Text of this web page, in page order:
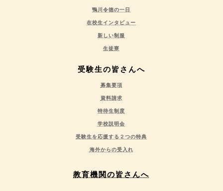
鴨川令徳の一日
在校生インタビュー
新しい制服
生徒寮
受験生の皆さんへ
募集要項
資料請求
特待生制度
学校説明会
受験生を応援する２つの特典
海外からの受入れ
教育機関の皆さんへ